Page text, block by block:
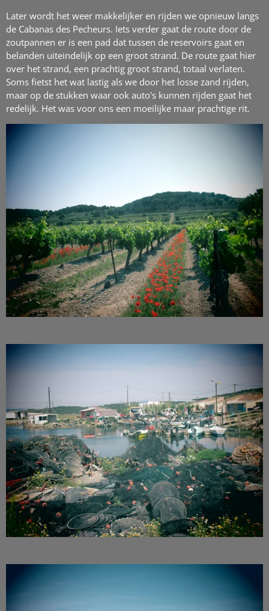
Later wordt het weer makkelijker en rijden we opnieuw langs
de Cabanas des Pecheurs. Iets verder gaat de route door de
zoutpannen er is een pad dat tussen de reservoirs gaat en
belanden uiteindelijk op een groot strand. De route gaat hier
over het strand, een prachtig groot strand, totaal verlaten.
Soms fietst het wat lastig als we door het losse zand rijden,
maar op de stukken waar ook auto's kunnen rijden gaat het
redelijk. Het was voor ons een moeilijke maar prachtige rit.